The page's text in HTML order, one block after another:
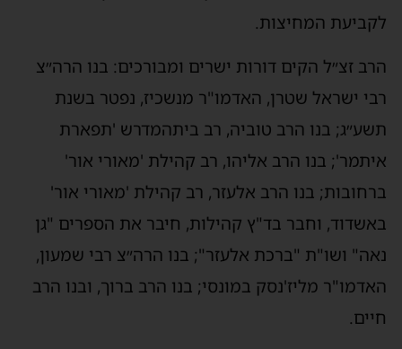
לקביעת המחיצות.
הרב זצ״ל הקים דורות ישרים ומבורכים: בנו הרה״צ
רבי ישראל שטרן, האדמו"ר מנשכיז, נפטר בשנת
תשע״ג; בנו הרב טוביה, רב ביתהמדרש 'תפארת
איתמר'; בנו הרב אליהו, רב קהילת 'מאורי אור'
ברחובות; בנו הרב אלעזר, רב קהילת 'מאורי אור'
באשדוד, וחבר בד"ץ קהילות, חיבר את הספרים "גן
נאה" ושו"ת "ברכת אלעזר"; בנו הרה״צ רבי שמעון,
האדמו"ר מליז'נסק במונסי; בנו הרב ברוך, ובנו הרב
חיים.